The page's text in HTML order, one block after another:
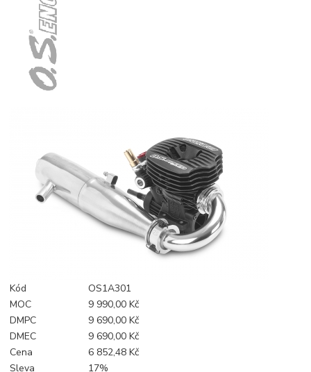
Kód
OS1A301
MOC
9 990,00 Kč
DMPC
9 690,00 Kč
DMEC
9 690,00 Kč
Cena
6 852,48 Kč
Sleva
17%